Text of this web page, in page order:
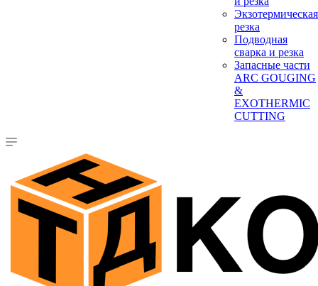
Экзотермическая
резка
Подводная
сварка и резка
Запасные части
ARC GOUGING
&
EXOTHERMIC
CUTTING